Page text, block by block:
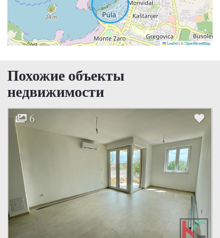
Leaflet|©OpenStreetMap
Похожие объекты
недвижимости